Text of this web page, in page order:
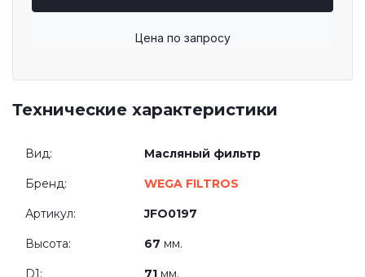
Цена по запросу
Технические характеристики
Вид: Масляный фильтр
Бренд: WEGA FILTROS
Артикул: JFO0197
Высота: 67 мм.
D1: 71 мм.